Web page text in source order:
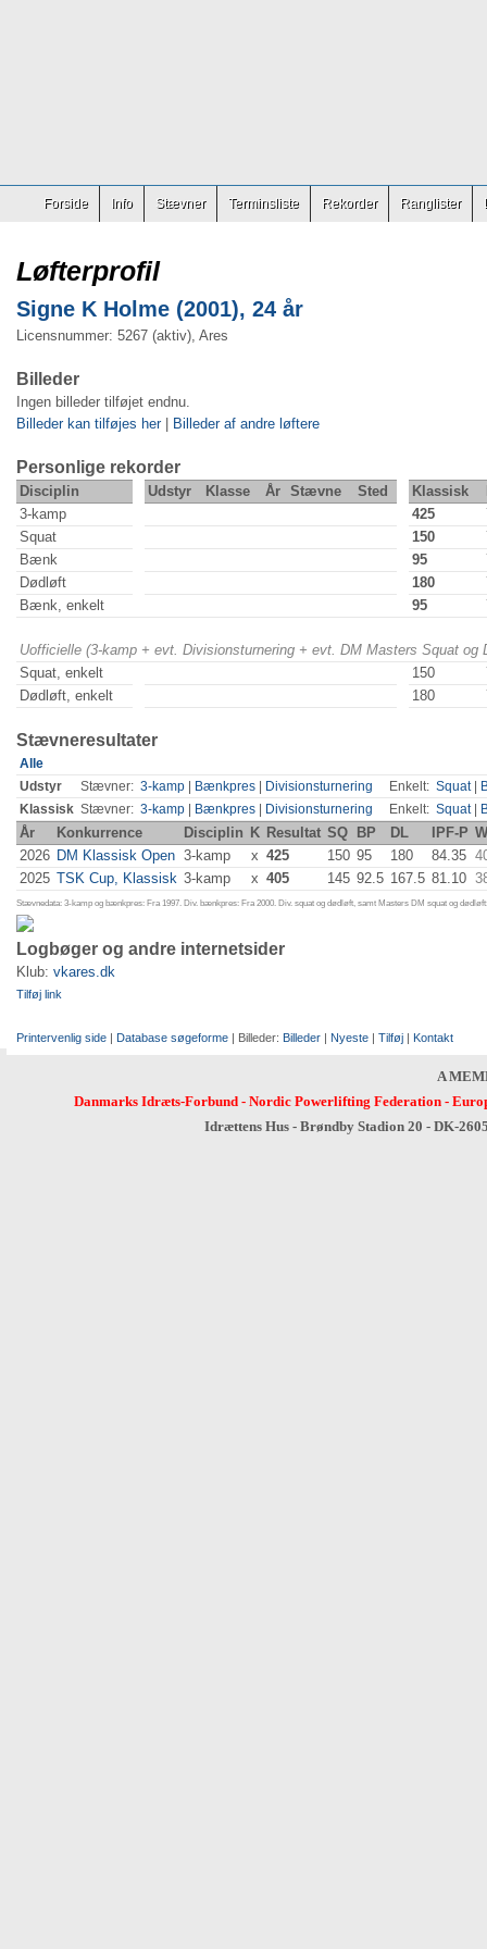
Forside Info Stævner Terminsliste Rekorder Ranglister
Løfterprofil
Signe K Holme (2001), 24 år
Licensnummer: 5267 (aktiv), Ares
Billeder
Ingen billeder tilføjet endnu.
Billeder kan tilføjes her| Billeder af andre løftere
Personlige rekorder
Disciplin Udstyr Klasse År Stævne Sted Klassisk
3-kamp
425
Squat
150
Bænk
95
Dødløft
180
Bænk, enkelt
95
Uofficielle (3-kamp + evt. Divisionsturnering + evt. DM Masters Squat
Squat, enkelt
150
Dødløft, enkelt
180
Stævneresultater
Alle
Udstyr
Stævner: 3-kamp Bænkpres Divisionsturnering Enkelt: Squat|
Klassisk Stævner: 3-kamp Bænkpres Divisionsturnering Enkelt: Squat|
År Konkurrence Disciplin K Resultat SQ BP DL IPF-P
2026 DM Klassisk Open 3-kamp x 425 150 95 180 84.35
2025 TSK Cup, Klassisk 3-kamp x 405 145 92.5 167.5 81.10
Stævnedata: 3-kamp og bænkpres: Fra 1997. Div. bænkpres: Fra 2000. Div. squat og dødløft, samt Masters DM squat og
Logbøger og andre internetsider
Klub: vkares.dk
Tilføj link
Printervenlig side | Database søgeforme | Billeder: Billeder | Nyeste | Tilføj | Kontakt
A
Danmarks Idræts-Forbund- Nordic Powerlifting Federation-
Idrættens Hus - Brøndby Stadion 20 - DK-